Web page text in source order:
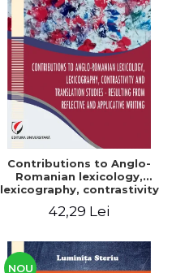
Contributions to Anglo-
Romanian lexicology,
lexicography, contrastivity
Resulting from reflective
42,29 Lei
NOU